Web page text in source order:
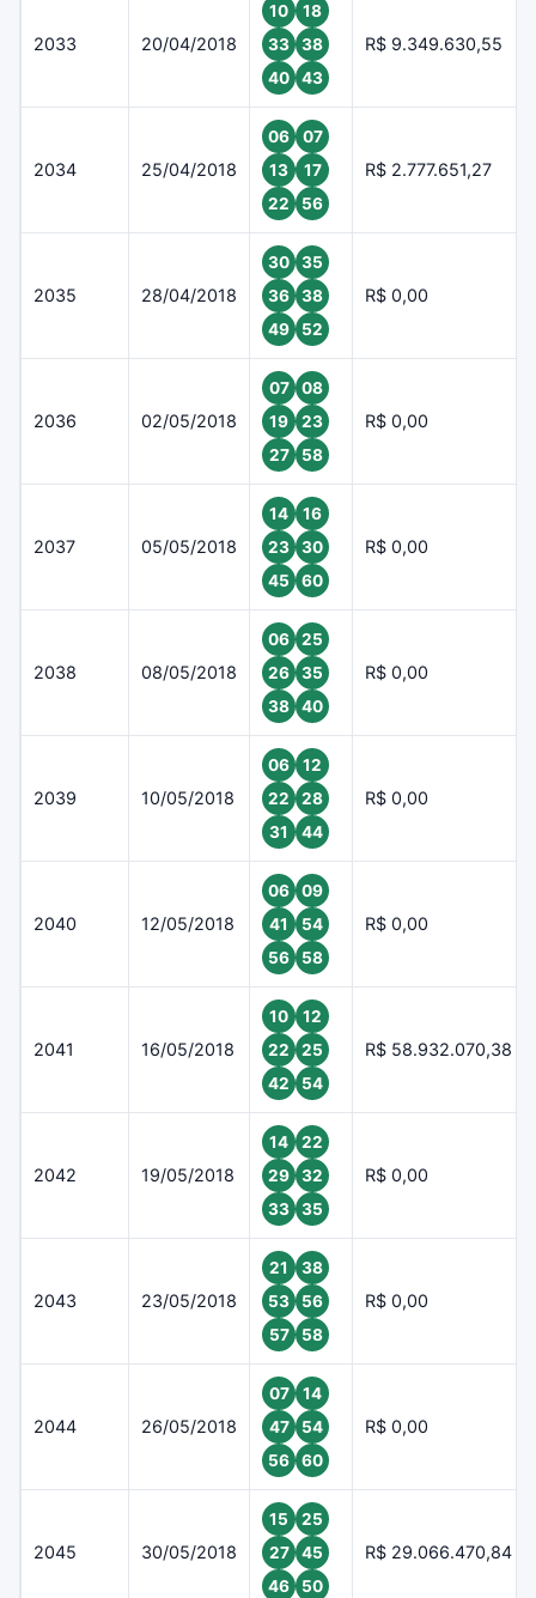
2033 20/04/2018
10
18
33
38
40
43
R$ 9.349.630,55
2034 25/04/2018
06
07
13
17
22
56
R$ 2.777.651,27
2035 28/04/2018
30
35
36
38
49
52
R$ 0,00
2036 02/05/2018
07
08
19
23
27
58
R$ 0,00
2037 05/05/2018
14
16
23
30
45
60
R$ 0,00
2038 08/05/2018
06
25
26
35
38
40
R$ 0,00
2039 10/05/2018
06
12
22
28
31
44
R$ 0,00
2040 12/05/2018
06
09
41
54
56
58
R$ 0,00
2041 16/05/2018
10
12
22
25
42
54
R$ 58.932.070,38
2042 19/05/2018
14
22
29
32
33
35
R$ 0,00
2043 23/05/2018
21
38
53
56
57
58
R$ 0,00
2044 26/05/2018
07
14
47
54
56
60
R$ 0,00
2045 30/05/2018
15
25
27
45
46
50
R$ 29.066.470,84